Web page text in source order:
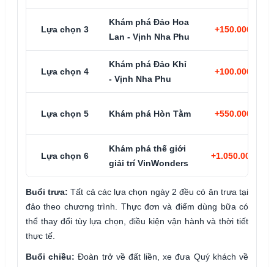
Lựa chọn 3
Khám phá Đảo Hoa
Lan - Vịnh Nha Phu
+150.000đ/
Lựa chọn 4
Khám phá Đảo Khỉ
- Vịnh Nha Phu
+100.000đ/
Lựa chọn 5 Khám phá Hòn Tằm +550.000đ/
Lựa chọn 6
Khám phá thế giới
giải trí VinWonders
+1.050.000đ/
Buổi trưa: Tất cả các lựa chọn ngày 2 đều có ăn trưa tại
đảo theo chương trình. Thực đơn và điểm dùng bữa có
thể thay đổi tùy lựa chọn, điều kiện vận hành và thời tiết
thực tế.
Buổi chiều: Đoàn trở về đất liền, xe đưa Quý khách về